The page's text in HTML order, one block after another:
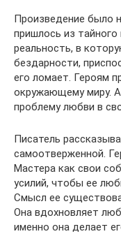
Произведение было
пришлось из
реальность, в
бездарности,
его ломает. Героям
окружающему миру.
проблему любви в
Писатель
самоотверженной.
Мастера как свои
усилий, чтобы ее
Смысл ее
Она вдохновляет
именно она делает